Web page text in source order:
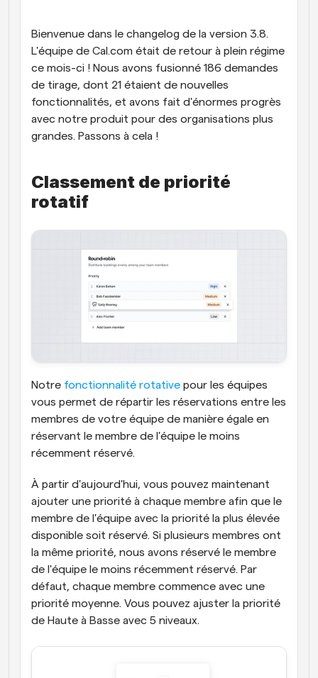
Programmation surpuissante avec des appels
alimentés par l'IA
Automatiser la planification et les rappels
Blog
Restez à jour avec les dernières nouvelles et mises à
Réunions instantanées
Rencontrez des clients en quelques minutes
Réservez facilement des réunions avec plusieurs
personnes
Bienvenue dans le changelog de la version 3.8.
L'équipe de Cal.com était de retour à plein régime
ce mois-ci ! Nous avons fusionné 186 demandes
de tirage, dont 21 étaient de nouvelles
fonctionnalités, et avons fait d'énormes progrès
avec notre produit pour des organisations plus
grandes. Passons à cela !
Classement de priorité
rotatif
Notre fonctionnalité rotative pour les équipes
vous permet de répartir les réservations entre les
membres de votre équipe de manière égale en
réservant le membre de l'équipe le moins
récemment réservé.
À partir d'aujourd'hui, vous pouvez maintenant
ajouter une priorité à chaque membre afin que le
membre de l'équipe avec la priorité la plus élevée
disponible soit réservé. Si plusieurs membres ont
la même priorité, nous avons réservé le membre
de l'équipe le moins récemment réservé. Par
défaut, chaque membre commence avec une
priorité moyenne. Vous pouvez ajuster la priorité
de Haute à Basse avec 5 niveaux.